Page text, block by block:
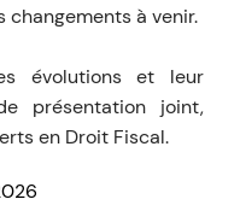
à venir.
évolutions et leur
présentation joint,
en Droit Fiscal.